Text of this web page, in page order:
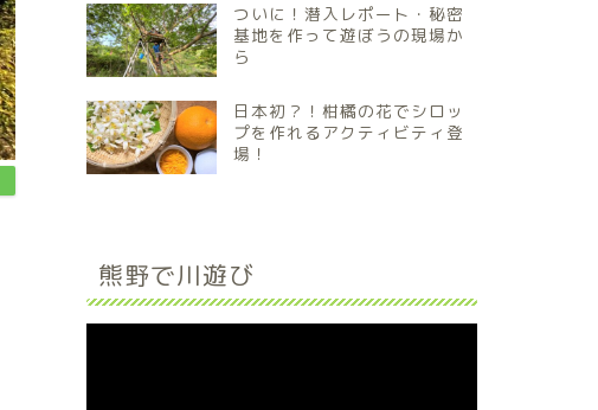
ついに！潜入レポート・秘密
基地を作って遊ぼうの現場か
ら
日本初？！柑橘の花でシロッ
プを作れるアクティビティ登
場！
熊野で川遊び